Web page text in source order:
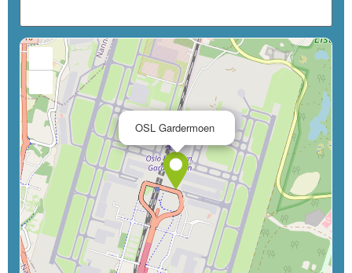
OSL Gardermoen